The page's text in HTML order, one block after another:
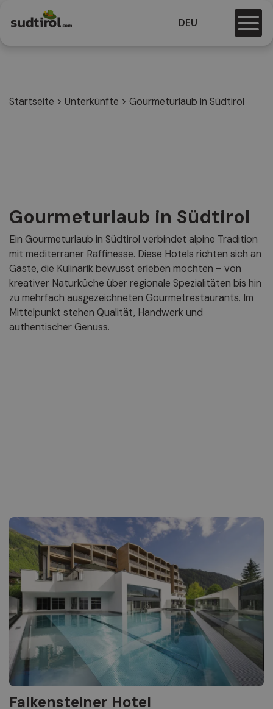
DEU
Startseite > Unterkünfte > Gourmeturlaub in Südtirol
Gourmeturlaub in Südtirol
Ein Gourmeturlaub in Südtirol verbindet alpine Tradition
mit mediterraner Raffinesse. Diese Hotels richten sich an
Gäste, die Kulinarik bewusst erleben möchten – von
kreativer Naturküche über regionale Spezialitäten bis hin
zu mehrfach ausgezeichneten Gourmetrestaurants. Im
Mittelpunkt stehen Qualität, Handwerk und
authentischer Genuss.
Falkensteiner Hotel